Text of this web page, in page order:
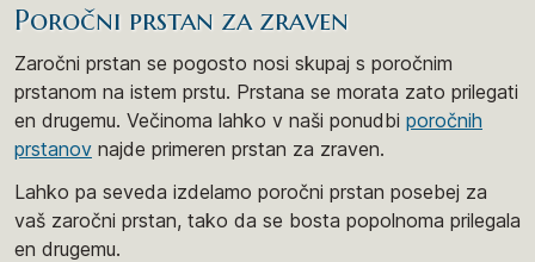
Poročni prstan za zraven
Zaročni prstan se pogosto nosi skupaj s poročnim
prstanom na istem prstu. Prstana se morata zato prilegati
en drugemu. Večinoma lahko v naši ponudbi poročnih
prstanov najde primeren prstan za zraven.
Lahko pa seveda izdelamo poročni prstan posebej za
vaš zaročni prstan, tako da se bosta popolnoma prilegala
en drugemu.